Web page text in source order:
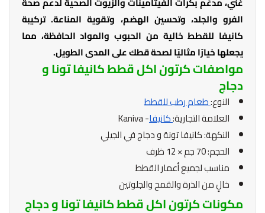
الفرو والجلد، وتحسين الهضم، وتقوية المناعة. تركيبة
كانيفا للقطط خالية من الحبوب والمواد الحافظة، مما
يجعلها خيارًا مثاليًا لصحة قطك على المدى الطويل.
مواصفات كرتون اكل قطط كانيفا تونا و
دجاج
النوع:طعام رطب للقطط
العلامة التجارية:كانيفا- Kaniva
النكهة: كانيفا تونة و دجاج في الجيلي
الحجم: 70 جم × 12 ظرف
مناسب لجميع أعمار القطط
خالٍ من الذرة والقمح والجلوتين
مكونات كرتون اكل قطط كانيفا تونا و دجاج